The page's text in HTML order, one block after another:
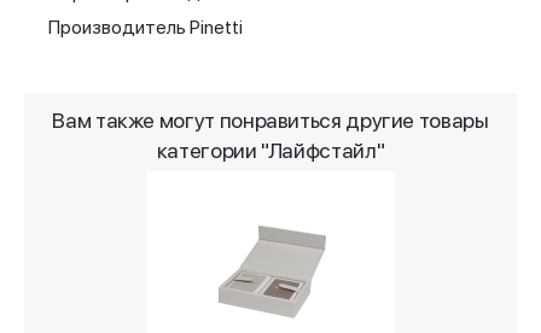
Производитель Pinetti
Вам также могут понравиться другие товары
категории "Лайфстайл"